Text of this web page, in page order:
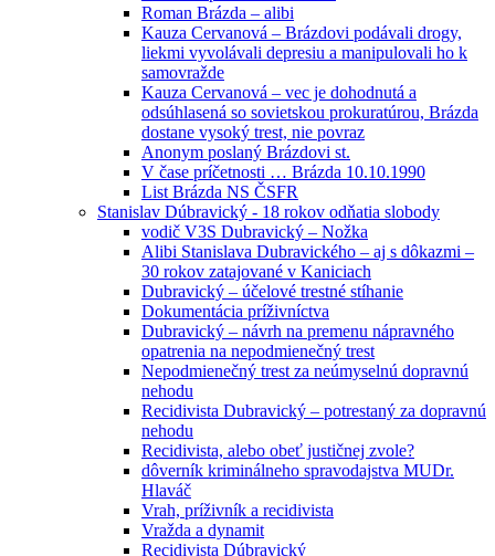
Roman Brázda – alibi
Kauza Cervanová – Brázdovi podávali drogy,
liekmi vyvolávali depresiu a manipulovali ho k
samovražde
Kauza Cervanová – vec je dohodnutá a
odsúhlasená so sovietskou prokuratúrou, Brázda
dostane vysoký trest, nie povraz
Anonym poslaný Brázdovi st.
V čase príčetnosti … Brázda 10.10.1990
List Brázda NS ČSFR
Stanislav Dúbravický - 18 rokov odňatia slobody
vodič V3S Dubravický – Nožka
Alibi Stanislava Dubravického – aj s dôkazmi –
30 rokov zatajované v Kaniciach
Dubravický – účelové trestné stíhanie
Dokumentácia príživníctva
Dubravický – návrh na premenu nápravného
opatrenia na nepodmienečný trest
Nepodmienečný trest za neúmyselnú dopravnú
nehodu
Recidivista Dubravický – potrestaný za dopravnú
nehodu
Recidivista, alebo obeť justičnej zvole?
dôverník kriminálneho spravodajstva MUDr.
Hlaváč
Vrah, príživník a recidivista
Vražda a dynamit
Recidivista Dúbravický